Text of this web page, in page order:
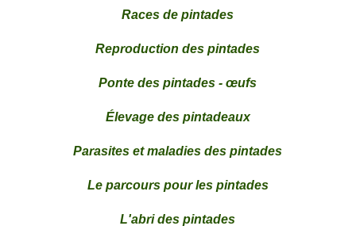
Races de pintades
Reproduction des pintades
Ponte des pintades - œufs
Élevage des pintadeaux
Parasites et maladies des pintades
Le parcours pour les pintades
L'abri des pintades